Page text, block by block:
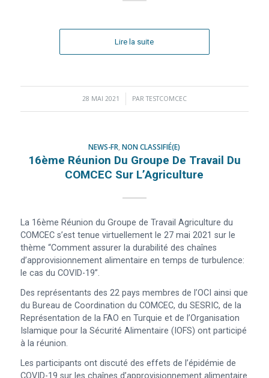
Lire la suite
28 MAI 2021
/ PARTESTCOMCEC
NEWS-FR,NON CLASSIFIÉ(E)
16ème Réunion Du Groupe De Travail Du
COMCEC Sur L’Agriculture
La 16ème Réunion du Groupe de Travail Agriculture du
COMCEC s’est tenue virtuellement le 27 mai 2021 sur le
thème “Comment assurer la durabilité des chaînes
d’approvisionnement alimentaire en temps de turbulence:
le cas du COVID-19”.
Des représentants des 22 pays membres de l’OCI ainsi que
du Bureau de Coordination du COMCEC, du SESRIC, de la
Représentation de la FAO en Turquie et de l’Organisation
Islamique pour la Sécurité Alimentaire (IOFS) ont participé
à la réunion.
Les participants ont discuté des effets de l’épidémie de
COVID-19 sur les chaînes d’approvisionnement alimentaire